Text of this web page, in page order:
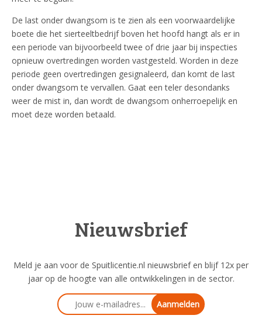
De last onder dwangsom is te zien als een voorwaardelijke
boete die het sierteeltbedrijf boven het hoofd hangt als er in
een periode van bijvoorbeeld twee of drie jaar bij inspecties
opnieuw overtredingen worden vastgesteld. Worden in deze
periode geen overtredingen gesignaleerd, dan komt de last
onder dwangsom te vervallen. Gaat een teler desondanks
weer de mist in, dan wordt de dwangsom onherroepelijk en
moet deze worden betaald.
Nieuwsbrief
Meld je aan voor de Spuitlicentie.nl nieuwsbrief en blijf 12x per
jaar op de hoogte van alle ontwikkelingen in de sector.
Aanmelden